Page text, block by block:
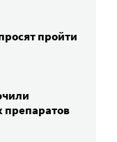
пройти